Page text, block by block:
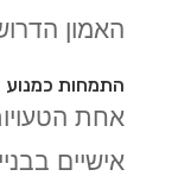
האמון
התמחות כמנוע
אחת
אישיים